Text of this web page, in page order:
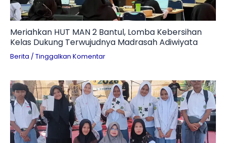
Meriahkan HUT MAN 2 Bantul, Lomba Kebersihan
Kelas Dukung Terwujudnya Madrasah Adiwiyata
Berita / Tinggalkan Komentar